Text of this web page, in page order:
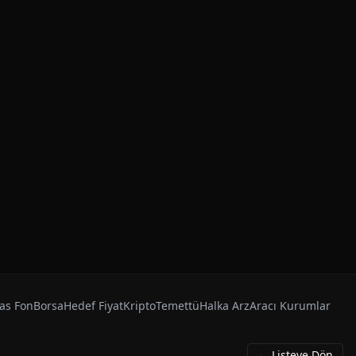
FonBorsaHedef FiyatKriptoTemettüHalka ArzAracı Kurumlar